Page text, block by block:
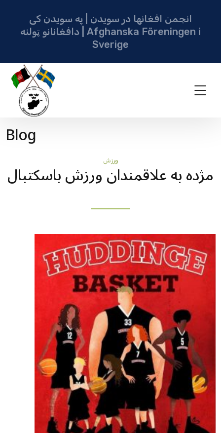
انجمن افغانها در سویدن | په سویدن کی
دافغانانو ټولنه | Afghanska Föreningen i
Sverige
Blog
ورزش
مژده به علاقمندان ورزش باسکتبال